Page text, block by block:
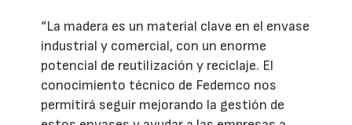
“La madera es un material clave en el envase
industrial y comercial, con un enorme
potencial de reutilización y reciclaje. El
conocimiento técnico de Fedemco nos
permitirá seguir mejorando la gestión de